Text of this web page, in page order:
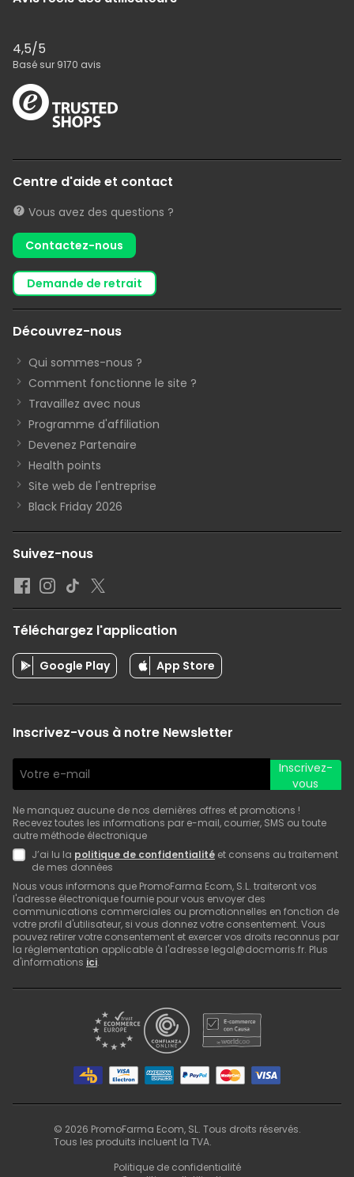
4,5/5
Basé sur 9170 avis
Centre d'aide et contact
Vous avez des questions ?
Contactez-nous
demande de retrait
Découvrez-nous
Qui sommes-nous ?
Comment fonctionne le site ?
Travaillez avec nous
Programme d'affiliation
Devenez Partenaire
Health points
Site web de l'entreprise
Black Friday 2026
Suivez-nous
Téléchargez l'application
Google Play App Store
Inscrivez-vous à notre Newsletter
Inscrivez-
vous
Ne manquez aucune de nos dernières offres et promotions !
Recevez toutes les informations par e-mail, courrier, SMS ou toute
autre méthode électronique
J’ai lu la politique de confidentialité et consens au traitement
de mes données
Nous vous informons que PromoFarma Ecom, S.L. traiteront vos
l'adresse électronique fournie pour vous envoyer des
communications commerciales ou promotionnelles en fonction de
votre profil d'utilisateur, si vous donnez votre consentement. Vous
pouvez retirer votre consentement et exercer vos droits reconnus par
la réglementation applicable à l'adresse legal@docmorris.fr. Plus
d'informations ici.
© 2026 PromoFarma Ecom, SL. Tous droits réservés.
Tous les produits incluent la TVA.
Politique de confidentialité